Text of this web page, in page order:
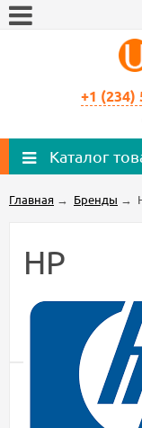
+1 (234)
Каталог
Главная → Бренды →
HP